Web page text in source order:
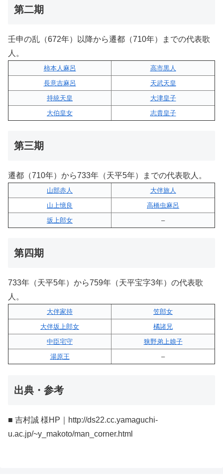
第二期
壬申の乱（672年）以降から遷都（710年）までの代表歌
人。
柿本人麻呂
高市黒人
長意吉麻呂
天武天皇
持統天皇
大津皇子
大伯皇女
志貴皇子
第三期
遷都（710年）から733年（天平5年）までの代表歌人。
山部赤人
大伴旅人
山上憶良
高橋虫麻呂
坂上郎女
–
第四期
733年（天平5年）から759年（天平宝字3年）の代表歌
人。
大伴家持
笠郎女
大伴坂上郎女
橘諸兄
中臣宅守
狭野弟上娘子
湯原王
–
出典・参考
■ 吉村誠 様HP｜http://ds22.cc.yamaguchi-
u.ac.jp/~y_makoto/man_corner.html